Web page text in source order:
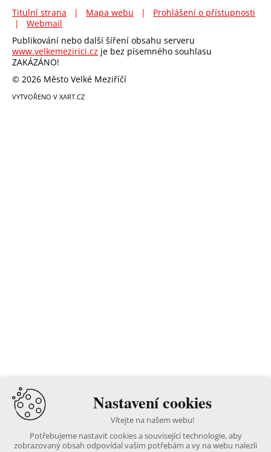
Titulní strana | Mapa webu | Prohlášení o přístupnosti
| Webmail
Publikování nebo další šíření obsahu serveru
www.velkemezirici.cz je bez písemného souhlasu
ZAKÁZÁNO!
© 2026 Město Velké Meziříčí
VYTVOŘENO V XART.CZ
Nastavení cookies
Vítejte na našem webu!
Potřebujeme nastavit cookies a související technologie, aby
zobrazovaný obsah odpovídal vašim potřebám a vy na webu nalezli